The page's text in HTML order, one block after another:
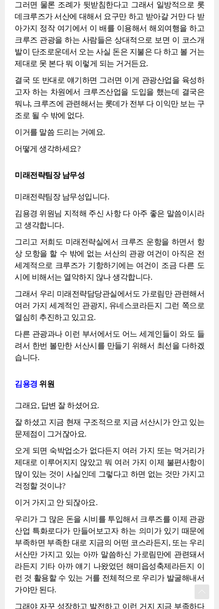
그러면 물론 조례가 뒷받침한다고 그래서 일방적으로 롯
데크루즈가 서산에 대해서 요구만 하고 받아갈 거만 다 받
아가지 정작 여기에서 이 배를 이용해서 해외여행을 하고
크루즈 관광을 하는 사람들은 상대적으로 보면 이 코스개
발이 단조로운데서 오는 사실 돈은 지불은 다 하고 볼 거는
제대로 못 본다 뭐 이렇게 되는 거거든요.
결국 또 반대로 얘기하면 그러면 이게 관광산업을 육성하
고자 하는 차원에서 크루즈산업을 도입을 했는데 결국은
뭐냐, 크루즈에 관련해서는 롯데가 전부 다 이익만 보는 구
조로 될 수 밖에 없다.
이거를 말씀 드리는 거예요.
어떻게 생각하세요?
미래전략팀장 남무성
미래전략팀장 남무성입니다.
김용경 위원님 지적해 주신 사항 다 아주 좋은 말씀이시라
고 생각합니다.
그리고 저희도 미래전략실에서 크루즈 운항을 하면서 항
상 모항을 할 수 밖에 없는 서산의 관광 여건이 아직은 전
세계적으로 크루즈가 기항하기에는 여건이 조금 다른 도
시에 비해서는 열악하지 않나 생각합니다.
그래서 우리 미래전략담당관실에서도 가로림만 관련해서
여러 가지 세계적인 관광지, 유네스코라든지 그런 쪽으로
열심히 추진하고 있고요.
다른 관광과나 이런 부서에서도 어느 세계인들이 와도 들
려서 한번 볼만한 서산시를 만들기 위해서 최선을 다하겠
습니다.
김용경 위원
그래요, 답변 잘 하셨어요.
잘 하셨고 지금 현재 구조적으로 지금 서산시가 안고 있는
문제점이 그거잖아요.
오게 되면 숙박업소가 없다든지 여러 가지 또는 먹거리가
제대로 이루어지지 않았고 뭐 여러 가지 이제 불편사항이
많이 있는 것이 사실인데 그렇다고 하면 없는 것만 가지고
걱정할 것이냐?
이거 가지고 안 되잖아요.
우리가 그 많은 돈을 시비를 투입해서 크루즈를 이제 관광
산업 특화로다가 만들어보고자 하는 의미가 있기 때문에
부족하면 부족한 대로 지금의 어떤 코스라든지, 또는 우리
서산만 가지고 있는 아까 말씀하신 가로림만에 관련돼서
라든지 기타 아까 얘기 나왔었던 해미읍성축제라든지 이
런 것 활용할 수 있는 거를 전체적으로 우리가 발굴해내서
가야만 된다.
그래야 자꾸 성장하고 발전하고 이런 거지 지금 부족하다